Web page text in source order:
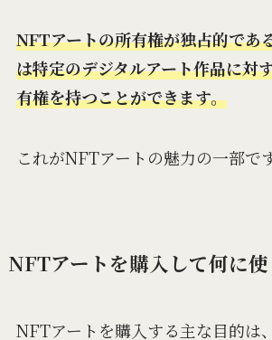
NFTアートの所有権が独占的であ
は特定のデジタルアート作品に対
有権を持つことができます。
これがNFTアートの魅力の一部です
NFTアートを購入して何に使
NFTアートを購入する主な目的は